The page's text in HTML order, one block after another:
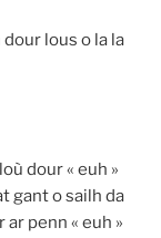
dour lous o la la
dour « euh »
gant o sailh da
penn « euh »